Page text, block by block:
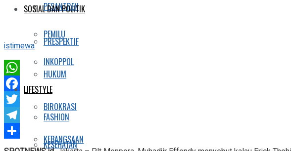
PESANTREN
PEMILU
INKOPPOL
LIFESTYLE
FASHION
KESEHATAN
SOSIAL DAN POLITIK
PRESPEKTIF
HUKUM
BIROKRASI
KEBANGSAAN
istimewa
WhatsApp
Facebook
Twitter
Telegram
Share